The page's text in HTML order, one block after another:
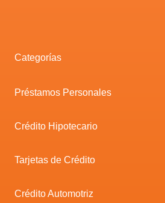
Categorías
Préstamos Personales
Crédito Hipotecario
Tarjetas de Crédito
Crédito Automotriz